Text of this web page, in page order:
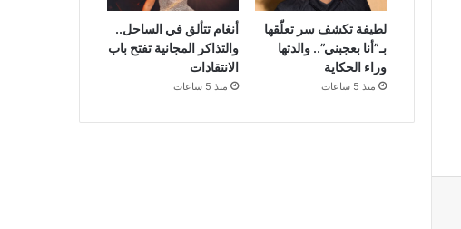
لطيفة تكشف سر تعلّقها
بـ”أنا بعجبني”.. والدتها
وراء الحكاية
منذ 5 ساعات
أنغام تتألق في الساحل..
والتذاكر المجانية تفتح باب
الانتقادات
منذ 5 ساعات